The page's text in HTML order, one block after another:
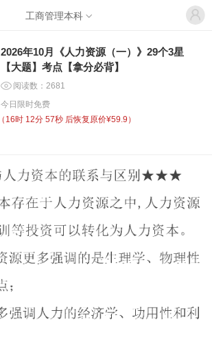
工商管理本科
2026年10月《人力资源（一）》29个3星
【大题】考点【拿分必背】
阅读数：2681
今日限时免费
（ 16时 12分 57秒 后恢复原价¥59.9）